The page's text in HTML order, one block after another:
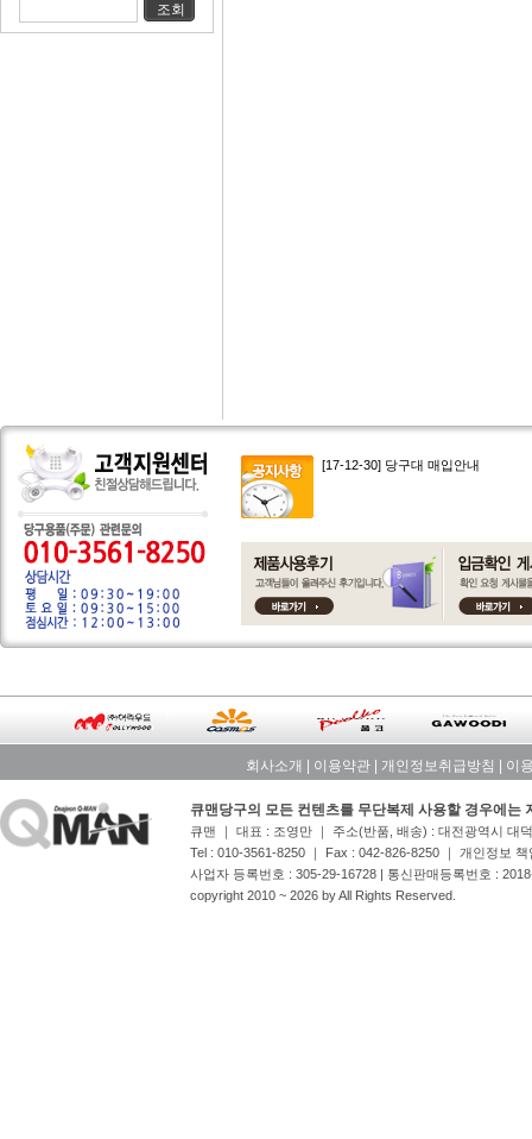
조회
[17-12-30] 당구대 매입안내
회사소개 이용약관 개인정보취급방침 이
큐맨당구의 모든 컨텐츠를 무단복제 사용할 경우에는
큐맨 ｜ 대표 : 조영만 ｜ 주소(반품, 배송) : 대전광역시 대
Tel : 010-3561-8250 ｜ Fax : 042-826-8250 ｜ 개인정보
사업자 등록번호 : 305-29-16728 | 통신판매등록번호 :
copyright 2010 ~ 2026 by All Rights Reserved.